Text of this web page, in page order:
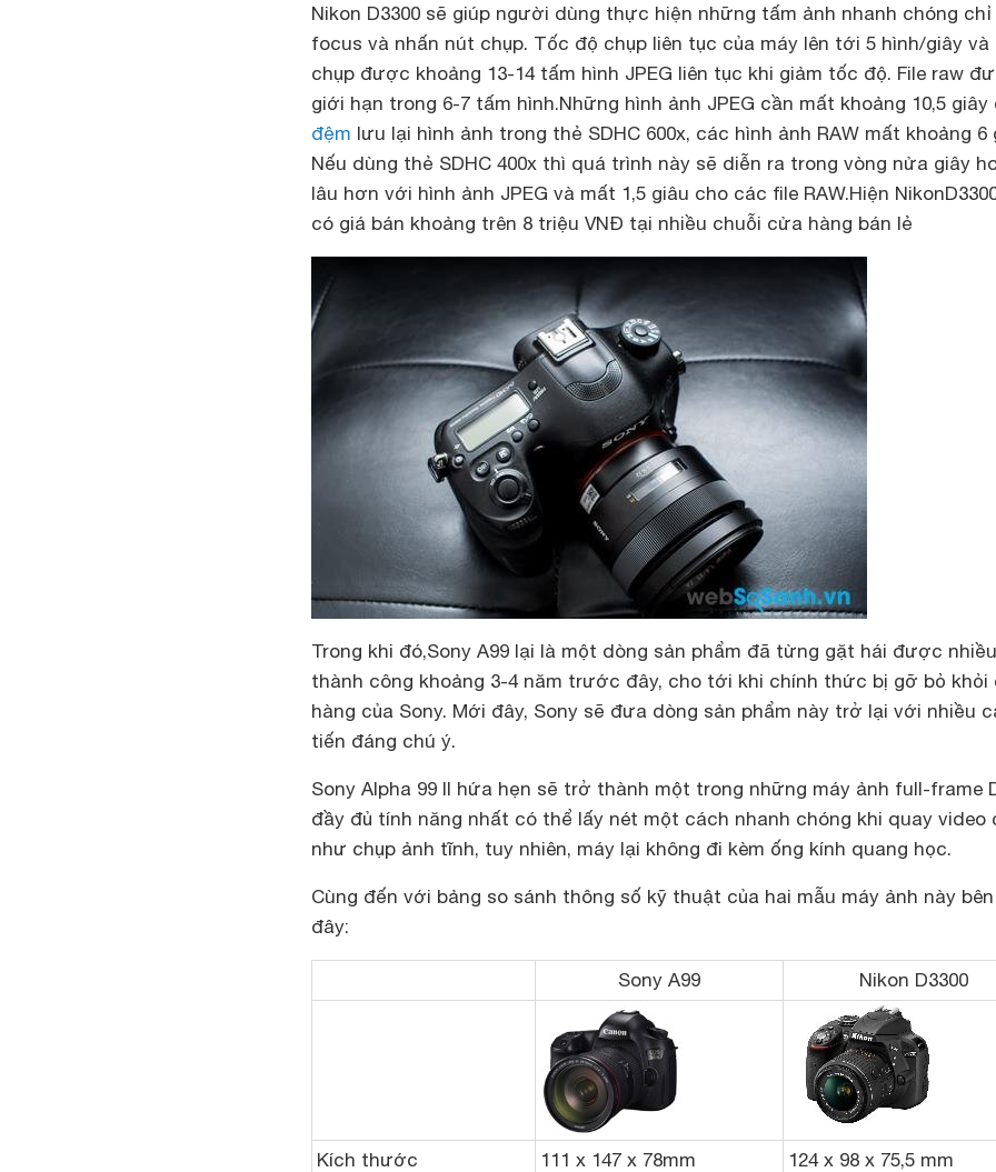
Nikon D3300 sẽ giúp người dùng thực hiện những tấm ảnh nhanh chóng chỉ
focus và nhấn nút chụp. Tốc độ chụp liên tục của máy lên tới 5 hình/giây và
chụp được khoảng 13-14 tấm hình JPEG liên tục khi giảm tốc độ. File raw
giới hạn trong 6-7 tấm hình.Những hình ảnh JPEG cần mất khoảng 10,5 giây
đệm lưu lại hình ảnh trong thẻ SDHC 600x, các hình ảnh RAW mất khoảng 6
Nếu dùng thẻ SDHC 400x thì quá trình này sẽ diễn ra trong vòng nửa giây
lâu hơn với hình ảnh JPEG và mất 1,5 giâu cho các file RAW.Hiện Nikon
có giá bán khoảng trên 8 triệu VNĐ tại nhiều chuỗi cửa hàng bán lẻ
Trong khi đó,Sony A99 lại là một dòng sản phẩm đã từng gặt hái được nhiều
thành công khoảng 3-4 năm trước đây, cho tới khi chính thức bị gỡ bỏ khỏi
hàng của Sony. Mới đây, Sony sẽ đưa dòng sản phẩm này trở lại với nhiều
tiến đáng chú ý.
Sony Alpha 99 II hứa hẹn sẽ trở thành một trong những máy ảnh full-frame
đầy đủ tính năng nhất có thể lấy nét một cách nhanh chóng khi quay video
như chụp ảnh tĩnh, tuy nhiên, máy lại không đi kèm ống kính quang học.
Cùng đến với bảng so sánh thông số kỹ thuật của hai mẫu máy ảnh này
đây:
Sony A99 Nikon D3300
Kích thước 111 x 147 x 78mm
124 x 98 x 75,5 mm